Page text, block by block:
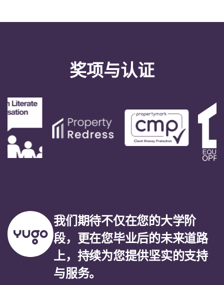
奖项与认证
我们期待不仅在您的大学阶
段，更在您毕业后的未来道路
上，持续为您提供坚实的支持
与服务。